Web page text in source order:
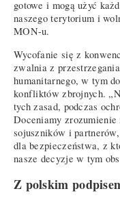
gotowe i mogą użyć
naszego terytorium i
MON-u.
Wycofanie się z
zwalnia z
humanitarnego, w tym
konfliktów zbrojnych.
tych zasad, podczas
Doceniamy
sojuszników i
dla bezpieczeństwa, z
nasze decyzje w tym
Z polskim